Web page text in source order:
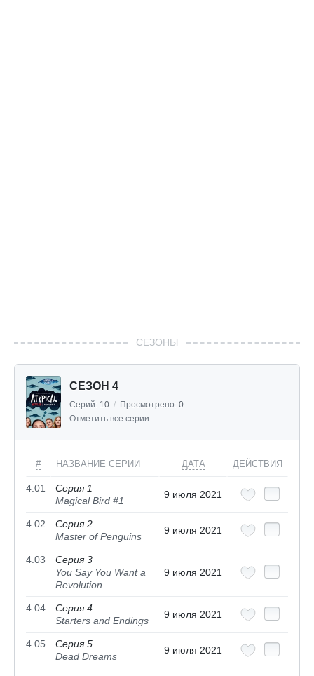
СЕЗОНЫ
СЕЗОН 4
Серий: 10 / Просмотрено: 0
Отметить все серии
# НАЗВАНИЕ СЕРИИ ДАТА ДЕЙСТВИЯ
4.01
Серия 1
Magical Bird #1
9 июля 2021
4.02
Серия 2
Master of Penguins
9 июля 2021
4.03
Серия 3
You Say You Want a
Revolution
9 июля 2021
4.04
Серия 4
Starters and Endings
9 июля 2021
4.05
Серия 5
Dead Dreams
9 июля 2021